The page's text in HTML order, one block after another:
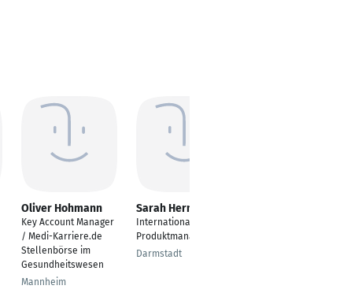
Oliver Hohmann
Key Account Manager
/ Medi-Karriere.de
Stellenbörse im
Gesundheitswesen
Mannheim
Sarah Hermanns
Internationaler
Produktmanager
Darmstadt